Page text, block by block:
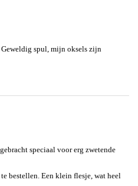
spul, mijn oksels zijn
speciaal voor erg zwetende
bestellen. Een klein flesje, wat heel